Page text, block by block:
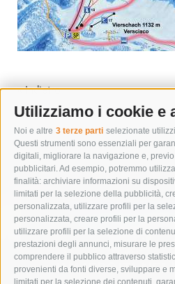
Utilizziamo i cookie e
Noi e altre 3 terze parti selezionate
Questi strumenti sono essenziali per
digitali, migliorare la navigazione e,
pubblicitari. Ad esempio, potremmo
finalità: archiviare informazioni su
limitati per la selezione della pubblicità,
personalizzata, utilizzare profili per la
personalizzata, creare profili per la
utilizzare profili per la selezione di
prestazioni degli annunci, misurare le
comprendere il pubblico attraverso
provenienti da fonti diverse, sviluppare e
limitati per la selezione dei contenuti,
« Indietro
IMMERGITI